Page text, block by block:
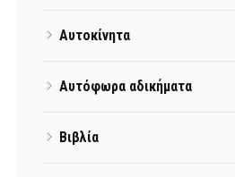
Αυτοκίνητα
Αυτόφωρα αδικήματα
Βιβλία